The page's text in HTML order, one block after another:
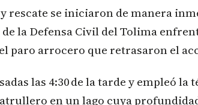
rescate se iniciaron de manera
la Defensa Civil del Tolima
paro arrocero que retrasaron el
las 4:30 de la tarde y empleó la
en un lago cuya